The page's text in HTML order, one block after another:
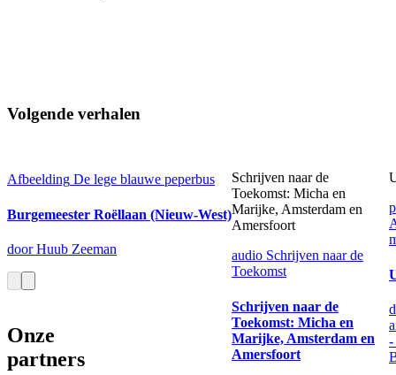
Volgende verhalen
Afbeelding De lege blauwe peperbus
Burgemeester Roëllaan (Nieuw-West)
door Huub Zeeman
Schrijven naar de
Toekomst: Micha en
Marijke, Amsterdam en
Amersfoort
audio Schrijven naar de
Toekomst
Schrijven naar de
Toekomst: Micha en
Marijke, Amsterdam en
Amersfoort
-
Onze
partners